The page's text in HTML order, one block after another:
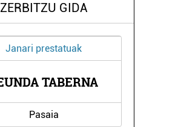
ZERBITZU GIDA
Osasungintza
BAT KIROL ETA OSASUN
ZENTROA